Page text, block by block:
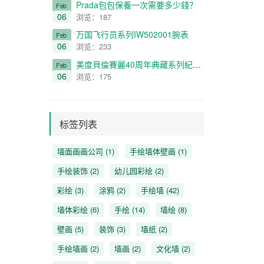
Feb
06
Prada包包保養一次需要多少錢？
浏览：187
Feb
06
万国飞行员系列IW502001腕表
浏览：233
Feb
06
美度貝倫賽麗40周年典藏系列紀念款情侶對表（不銹鋼殼款）
浏览：175
标签列表
墙面画画公司 (1) 手绘墙体壁画 (1)
手绘装饰(2) 幼儿园彩绘(2)
彩绘(3) 涂鸦(2) 手绘墙(42)
墙体彩绘(6) 手绘(14) 墙绘(8)
壁画 (5) 装饰(3) 墙纸(2)
手绘墙画 (2) 墙画 (2) 文化墙(2)